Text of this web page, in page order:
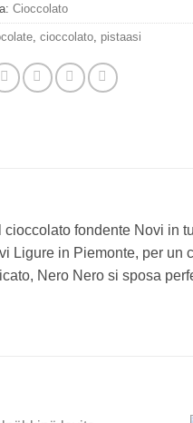
Cioccolato
, cioccolato, pistaasi
fondente Novi in
Ligure in Piemonte, per un
Nero Nero si sposa